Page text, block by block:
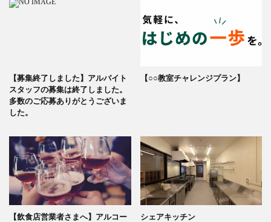
【募集終了しました】アルバイト
スタッフの募集は終了しました。
多数のご応募ありがとうございま
した。
【○○教室チャレンジプラン】
【飲食店営業者さまへ】アルコー
シェアキッチン